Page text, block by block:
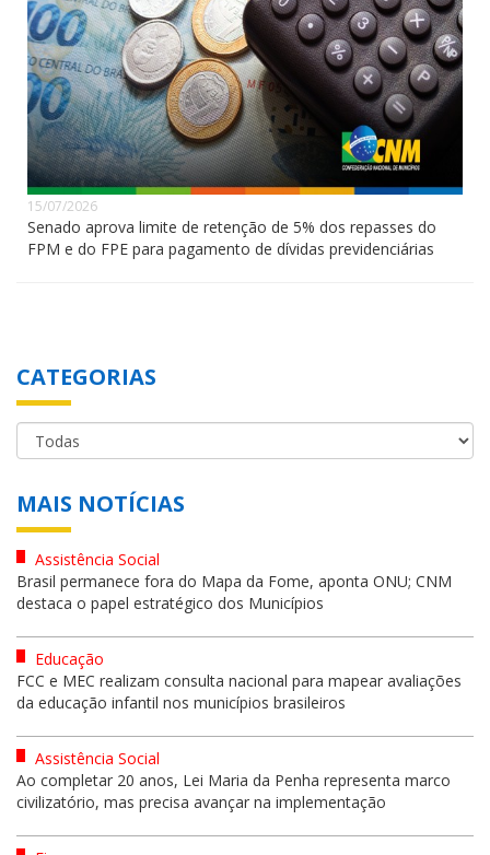
15/07/2026
Senado aprova limite de retenção de 5% dos repasses do
FPM e do FPE para pagamento de dívidas previdenciárias
CATEGORIAS
MAIS NOTÍCIAS
Assistência Social
Brasil permanece fora do Mapa da Fome, aponta ONU; CNM
destaca o papel estratégico dos Municípios
Educação
FCC e MEC realizam consulta nacional para mapear avaliações
da educação infantil nos municípios brasileiros
Assistência Social
Ao completar 20 anos, Lei Maria da Penha representa marco
civilizatório, mas precisa avançar na implementação